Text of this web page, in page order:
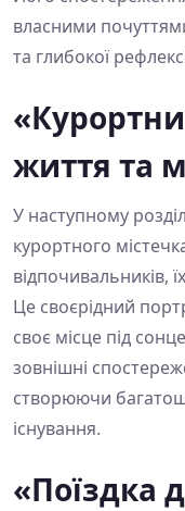
власними
та глибокої
життя та
У наступному
курортного
відпочивальників,
Це своєрідний
своє місце під
зовнішні
створюючи
існування.
«Поїздка